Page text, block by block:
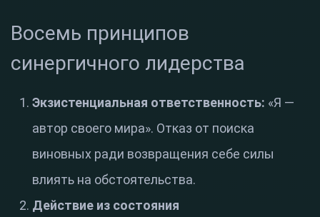
Восемь принципов
синергичного лидерства
Экзистенциальная ответственность: «Я —
автор своего мира». Отказ от поиска
виновных ради возвращения себе силы
влиять на обстоятельства.
Действие из состояния